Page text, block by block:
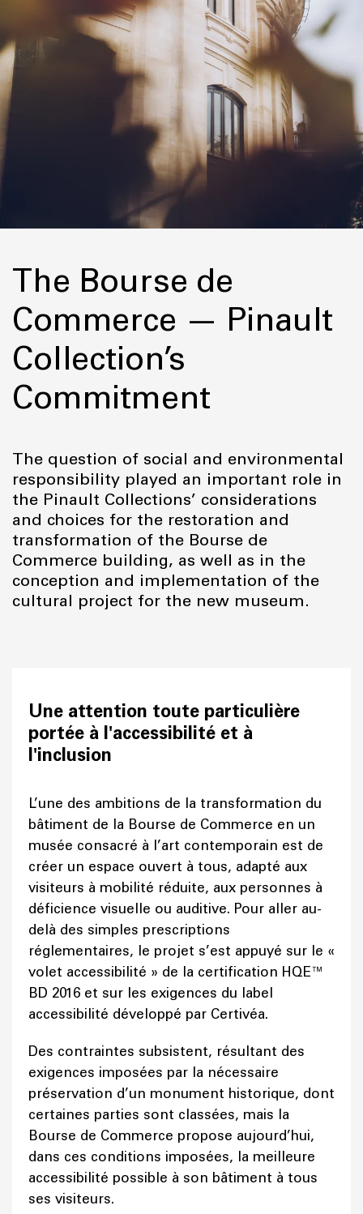
The Bourse de
Commerce — Pinault
Collection’s
Commitment
The question of social and environmental
responsibility played an important role in
the Pinault Collections’ considerations
and choices for the restoration and
transformation of the Bourse de
Commerce building, as well as in the
conception and implementation of the
cultural project for the new museum.
Une attention toute particulière
portée à l'accessibilité et à
l'inclusion
L’une des ambitions de la transformation du
bâtiment de la Bourse de Commerce en un
musée consacré à l’art contemporain est de
créer un espace ouvert à tous, adapté aux
visiteurs à mobilité réduite, aux personnes à
déficience visuelle ou auditive. Pour aller au-
delà des simples prescriptions
réglementaires, le projet s’est appuyé sur le «
volet accessibilité » de la certification HQE™
BD 2016 et sur les exigences du label
accessibilité développé par Certivéa.
Des contraintes subsistent, résultant des
exigences imposées par la nécessaire
préservation d’un monument historique, dont
certaines parties sont classées, mais la
Bourse de Commerce propose aujourd’hui,
dans ces conditions imposées, la meilleure
accessibilité possible à son bâtiment à tous
ses visiteurs.